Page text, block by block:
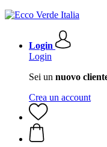
Login
Login
Sei un nuovo
Crea un account